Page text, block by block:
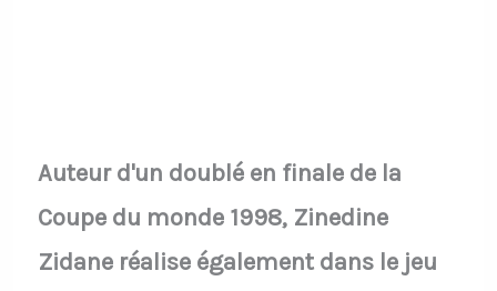
Auteur d'un doublé en finale de la
Coupe du monde 1998, Zinedine
Zidane réalise également dans le jeu